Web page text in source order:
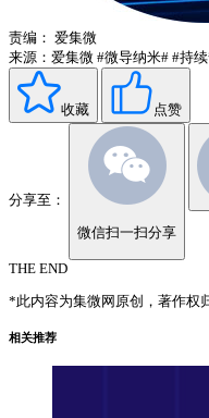
责编： 爱集微
来源：爱集微 #微导纳米# #持
收藏 点赞
分享至：
微信扫一扫分享
THE END
*此内容为集微网原创，著作权
相关推荐